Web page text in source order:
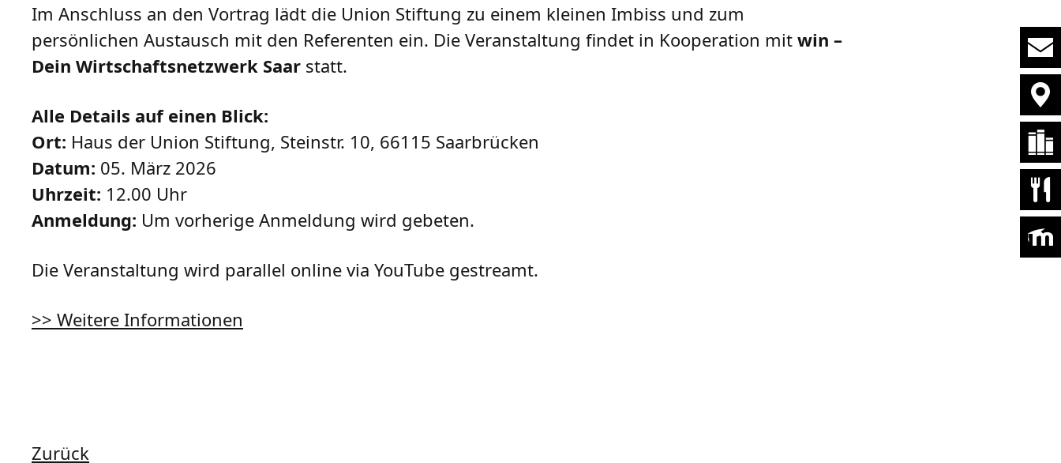
Im Anschluss an den Vortrag lädt die Union Stiftung zu einem kleinen Imbiss und zum
persönlichen Austausch mit den Referenten ein. Die Veranstaltung findet in Kooperation mit win –
Dein Wirtschaftsnetzwerk Saar statt.
Alle Details auf einen Blick:
Ort: Haus der Union Stiftung, Steinstr. 10, 66115 Saarbrücken
Datum: 05. März 2026
Uhrzeit: 12.00 Uhr
Anmeldung: Um vorherige Anmeldung wird gebeten.
Die Veranstaltung wird parallel online via YouTube gestreamt.
>> Weitere Informationen
Zurück